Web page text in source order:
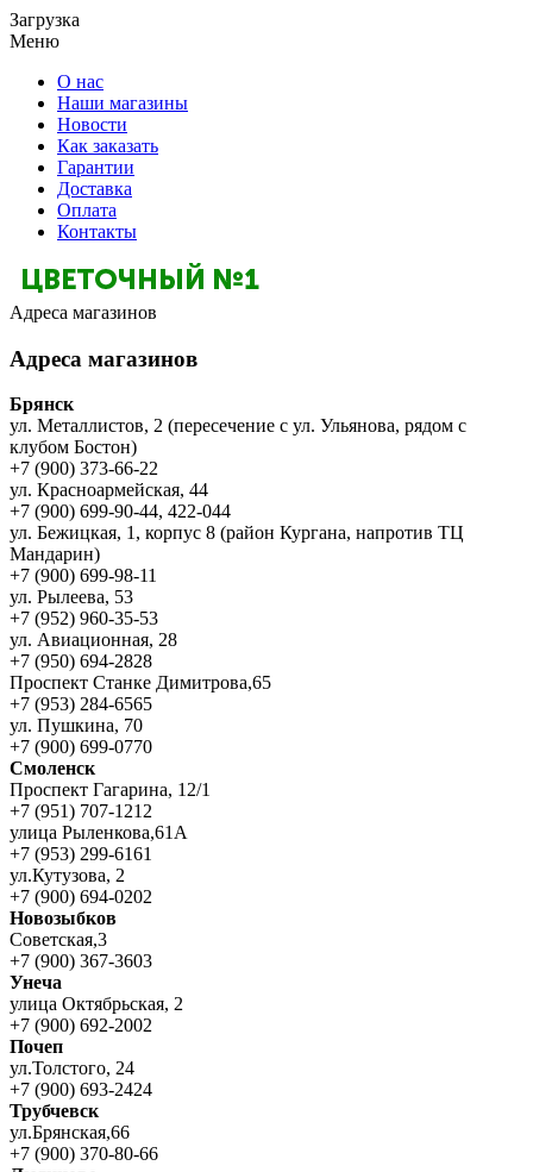
Загрузка
Меню
О нас
Наши магазины
Новости
Как заказать
Гарантии
Доставка
Оплата
Контакты
Адреса магазинов
Адреса магазинов
Брянск
ул. Металлистов, 2 (пересечение с ул. Ульянова, рядом с
клубом Бостон)
+7 (900) 373-66-22
ул. Красноармейская, 44
+7 (900) 699-90-44, 422-044
ул. Бежицкая, 1, корпус 8 (район Кургана, напротив ТЦ
Мандарин)
+7 (900) 699-98-11
ул. Рылеева, 53
+7 (952) 960-35-53
ул. Авиационная, 28
+7 (950) 694-2828
Проспект Станке Димитрова,65
+7 (953) 284-6565
ул. Пушкина, 70
+7 (900) 699-0770
Смоленск
Проспект Гагарина, 12/1
+7 (951) 707-1212
улица Рыленкова,61А
+7 (953) 299-6161
ул.Кутузова, 2
+7 (900) 694-0202
Новозыбков
Советская,3
+7 (900) 367-3603
Унеча
улица Октябрьская, 2
+7 (900) 692-2002
Почеп
ул.Толстого, 24
+7 (900) 693-2424
Трубчевск
ул.Брянская,66
+7 (900) 370-80-66